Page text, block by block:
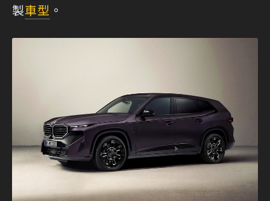
製車型 。